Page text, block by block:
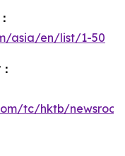
asia/en/list/1-50
tc/hktb/